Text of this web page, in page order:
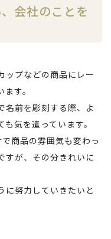
会社のことを
ップなどの商品にレー
す。
名前を彫刻する際、よ
気を遣っています。
商品の雰囲気も変わっ
すが、その分きれいに
に努力していきたいと